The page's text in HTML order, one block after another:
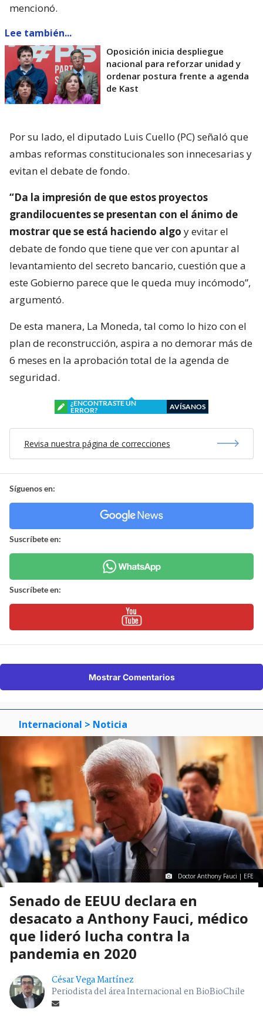
mencionó.
Lee también...
Oposición inicia despliegue
nacional para reforzar unidad y
ordenar postura frente a agenda
de Kast
Por su lado, el diputado Luis Cuello (PC) señaló que
ambas reformas constitucionales son innecesarias y
evitan el debate de fondo.
“Da la impresión de que estos proyectos
grandilocuentes se presentan con el ánimo de
mostrar que se está haciendo algo y evitar el
debate de fondo que tiene que ver con apuntar al
levantamiento del secreto bancario, cuestión que a
este Gobierno parece que le queda muy incómodo”,
argumentó.
De esta manera, La Moneda, tal como lo hizo con el
plan de reconstrucción, aspira a no demorar más de
6 meses en la aprobación total de la agenda de
seguridad.
¿ENCONTRASTE UN
ERROR?
AVÍSANOS
Revisa nuestra página de correcciones
Síguenos en:
Suscríbete en:
Suscríbete en:
Mostrar Comentarios
Internacional > Noticia
Doctor Anthony Fauci | EFE
Senado de EEUU declara en
desacato a Anthony Fauci, médico
que lideró lucha contra la
pandemia en 2020
César Vega Martínez
Periodista del área Internacional en BioBioChile